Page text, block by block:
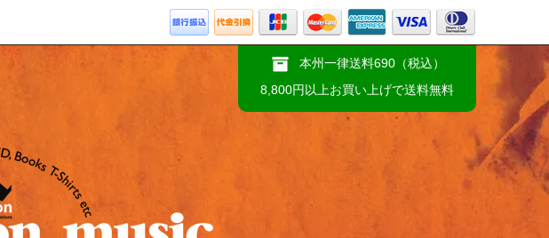
本州一律送料690（税込）
8,800円以上お買い上げで送料無料